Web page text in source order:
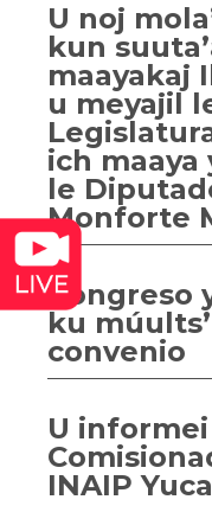
U noj
kun
maayakaj
u meyajil
ich
le
Monforte
Congreso
ku
convenio
U
INAIP